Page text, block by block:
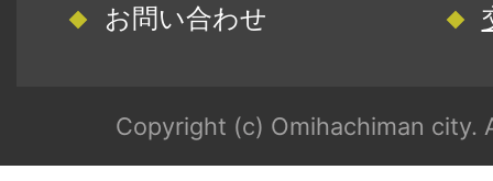
お問い合わせ
Copyright (c) Omihachiman city.